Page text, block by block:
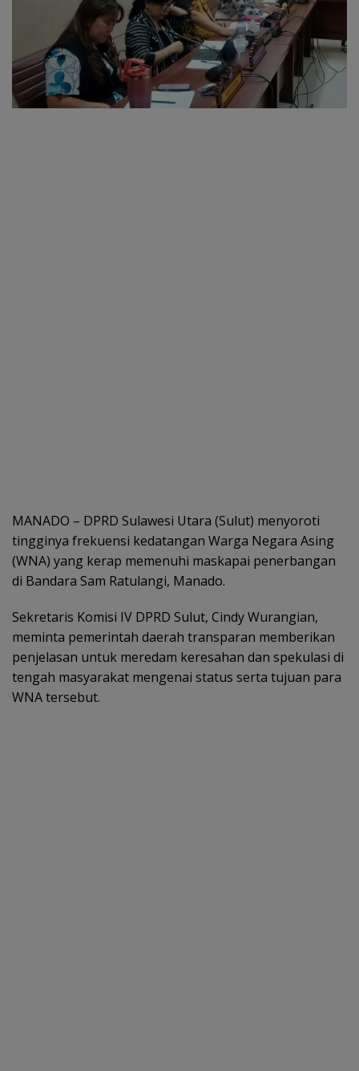
MANADO – DPRD Sulawesi Utara (Sulut) menyoroti
tingginya frekuensi kedatangan Warga Negara Asing
(WNA) yang kerap memenuhi maskapai penerbangan
di Bandara Sam Ratulangi, Manado.
Sekretaris Komisi IV DPRD Sulut, Cindy Wurangian,
meminta pemerintah daerah transparan memberikan
penjelasan untuk meredam keresahan dan spekulasi di
tengah masyarakat mengenai status serta tujuan para
WNA tersebut.